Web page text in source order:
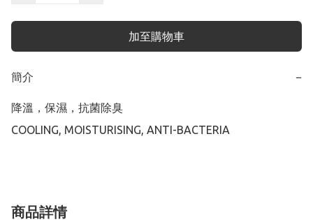
加至購物車
簡介 −
降溫，保濕，抗菌除臭
COOLING, MOISTURISING, ANTI-BACTERIA
商品詳情